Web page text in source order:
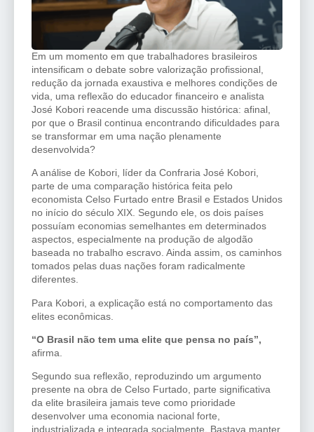
Em um momento em que trabalhadores brasileiros
intensificam o debate sobre valorização profissional,
redução da jornada exaustiva e melhores condições de
vida, uma reflexão do educador financeiro e analista
José Kobori reacende uma discussão histórica: afinal,
por que o Brasil continua encontrando dificuldades para
se transformar em uma nação plenamente
desenvolvida?
A análise de Kobori, líder da Confraria José Kobori,
parte de uma comparação histórica feita pelo
economista Celso Furtado entre Brasil e Estados Unidos
no início do século XIX. Segundo ele, os dois países
possuíam economias semelhantes em determinados
aspectos, especialmente na produção de algodão
baseada no trabalho escravo. Ainda assim, os caminhos
tomados pelas duas nações foram radicalmente
diferentes.
Para Kobori, a explicação está no comportamento das
elites econômicas.
“O Brasil não tem uma elite que pensa no país”,
afirma.
Segundo sua reflexão, reproduzindo um argumento
presente na obra de Celso Furtado, parte significativa
da elite brasileira jamais teve como prioridade
desenvolver uma economia nacional forte,
industrializada e integrada socialmente. Bastava manter